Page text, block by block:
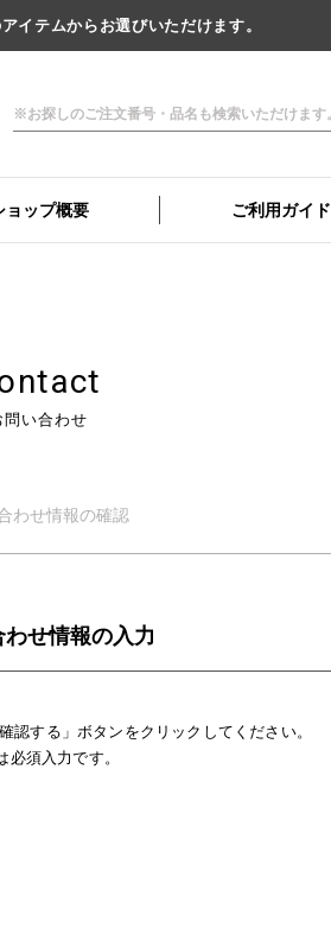
イテムからお選びいただけます。
ョップ概要 ご利用ガイド
問い合わせ
わせ情報の確認
わせ情報の入力
認する」ボタンをクリックしてください。
必須入力です。